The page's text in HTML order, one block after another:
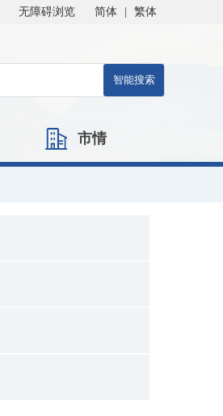
无障碍浏览 简体 繁体
市情